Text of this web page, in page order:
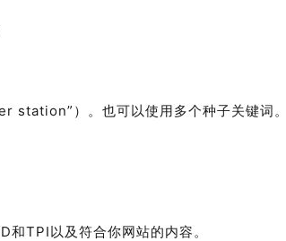
station”）。也可以使用多个种子关键词。
和TPI以及符合你网站的内容。